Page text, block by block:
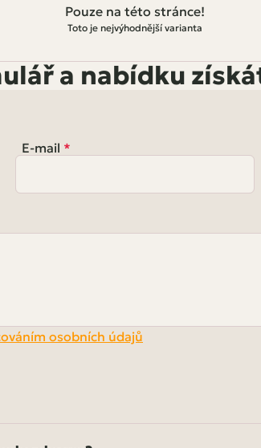
Pouze na této stránce!
Toto je nejvýhodnější varianta
a nabídku
E-mail
osobních údajů